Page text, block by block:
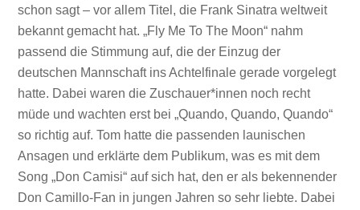
schon sagt – vor allem Titel, die Frank Sinatra weltweit
bekannt gemacht hat. „Fly Me To The Moon“ nahm
passend die Stimmung auf, die der Einzug der
deutschen Mannschaft ins Achtelfinale gerade vorgelegt
hatte. Dabei waren die Zuschauer*innen noch recht
müde und wachten erst bei „Quando, Quando, Quando“
so richtig auf. Tom hatte die passenden launischen
Ansagen und erklärte dem Publikum, was es mit dem
Song „Don Camisi“ auf sich hat, den er als bekennender
Don Camillo-Fan in jungen Jahren so sehr liebte. Dabei